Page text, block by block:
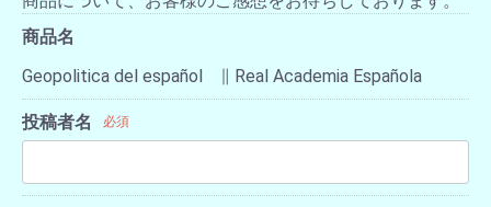
商品名
Geopolitica del español ∥ Real Academia Española
投稿者名 必須